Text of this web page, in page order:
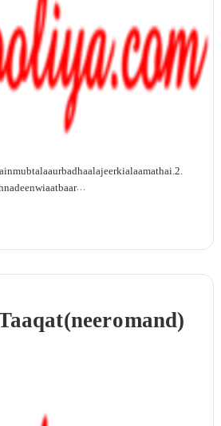
mubtala aur badhaal ajeer ki alaamat hai.2.
deenwi aatbaar…
(neer o mand)